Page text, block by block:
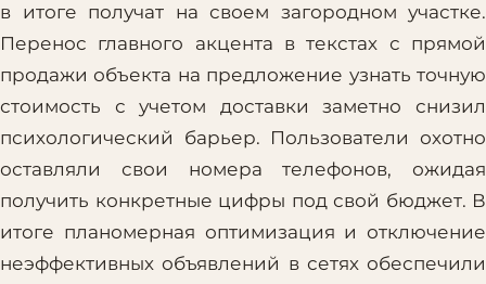
в итоге получат на своем загородном участке.
Перенос главного акцента в текстах с прямой
продажи объекта на предложение узнать точную
стоимость с учетом доставки заметно снизил
психологический барьер. Пользователи охотно
оставляли свои номера телефонов, ожидая
получить конкретные цифры под свой бюджет. В
итоге планомерная оптимизация и отключение
неэффективных объявлений в сетях обеспечили